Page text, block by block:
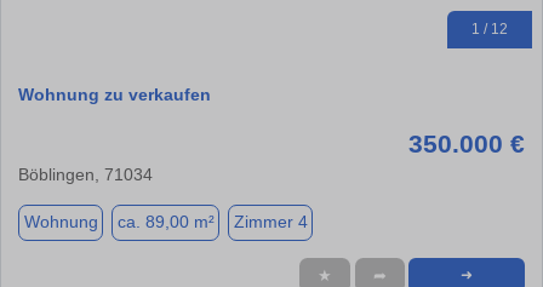
1 / 12
Wohnung zu verkaufen
350.000 €
Böblingen, 71034
Wohnung ca. 89,00 m² Zimmer 4
★ ➦ ➜